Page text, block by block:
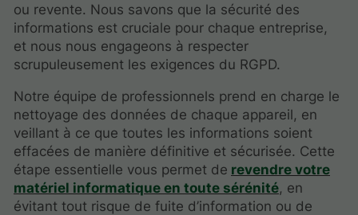
ou revente. Nous savons que la sécurité des
informations est cruciale pour chaque entreprise,
et nous nous engageons à respecter
scrupuleusement les exigences du RGPD.
Notre équipe de professionnels prend en charge le
nettoyage des données de chaque appareil, en
veillant à ce que toutes les informations soient
effacées de manière définitive et sécurisée. Cette
étape essentielle vous permet de revendre votre
matériel informatique en toute sérénité, en
évitant tout risque de fuite d’information ou de